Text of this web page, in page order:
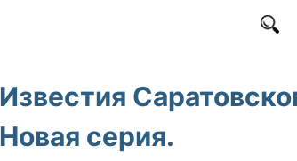
Известия
Новая серия.